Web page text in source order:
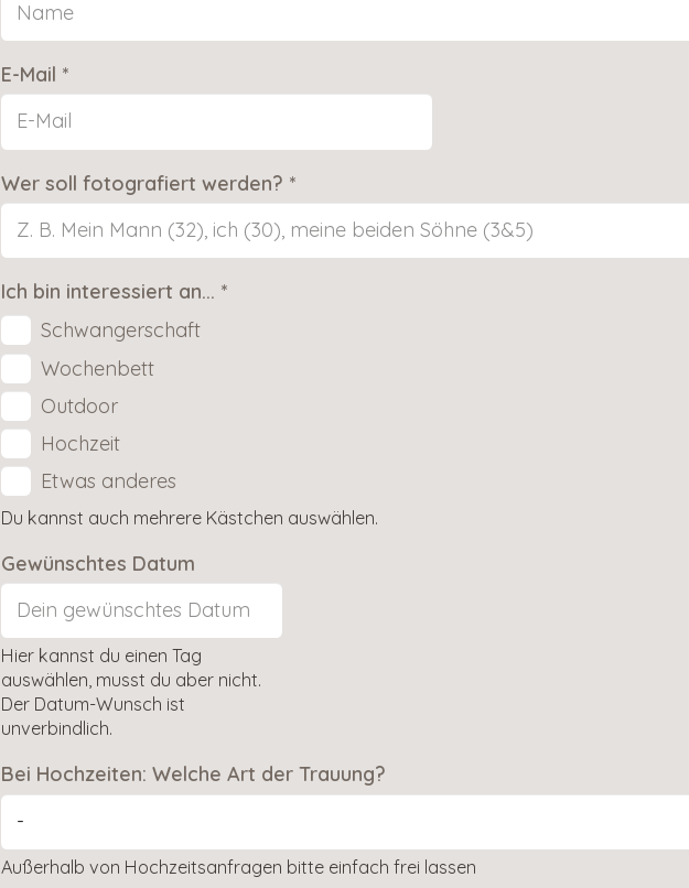
E-Mail *
Wer soll fotografiert werden? *
Ich bin interessiert an... *
Schwangerschaft
Wochenbett
Outdoor
Hochzeit
Etwas anderes
Du kannst auch mehrere Kästchen auswählen.
Gewünschtes Datum
Hier kannst du einen Tag
auswählen, musst du aber nicht.
Der Datum-Wunsch ist
unverbindlich.
Bei Hochzeiten: Welche Art der Trauung?
Außerhalb von Hochzeitsanfragen bitte einfach frei lassen